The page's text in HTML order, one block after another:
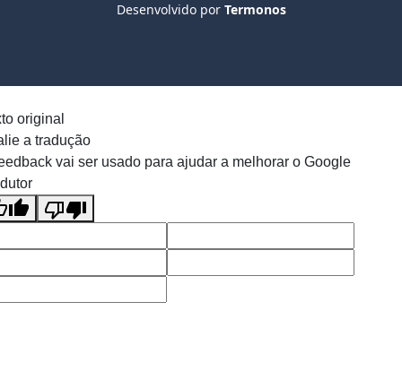
Desenvolvido por Termonos
original
a tradução
vai ser usado para ajudar a melhorar o Google